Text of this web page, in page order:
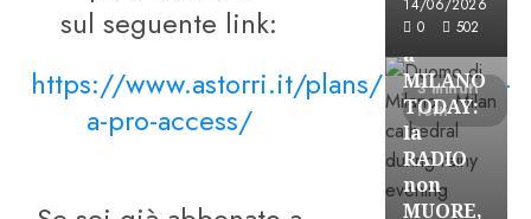
sul seguente link:
https://www.astorri.it/plans/iscrizione-
a-pro-access/
14/06/2026
0
502
3 minuti
letti
ASTORRI
a
MILANO
TODAY:
la
RADIO
non
MUORE,